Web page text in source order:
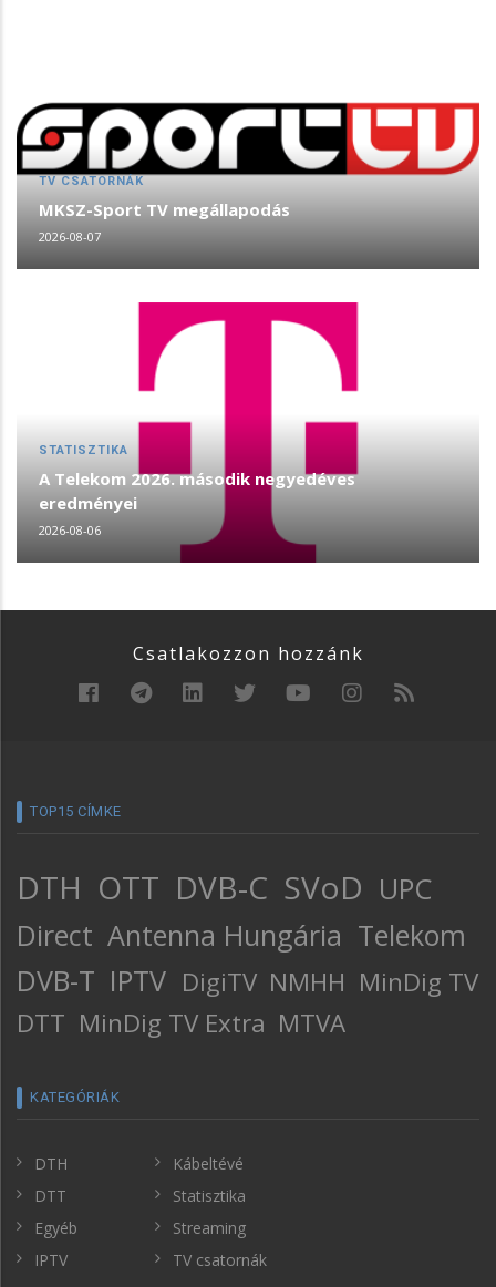
TV CSATORNÁK
MKSZ-Sport TV megállapodás
2026-08-07
STATISZTIKA
A Telekom 2026. második negyedéves
eredményei
2026-08-06
Csatlakozzon hozzánk
TOP15 CÍMKE
DTH OTT DVB-C SVoD UPC
Direct Antenna Hungária Telekom
DVB-T IPTV DigiTV NMHH MinDig TV
DTT MinDig TV Extra MTVA
KATEGÓRIÁK
DTH
DTT
Egyéb
IPTV
Kábeltévé
Statisztika
Streaming
TV csatornák